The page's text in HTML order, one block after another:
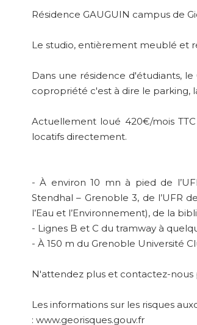
Résidence GAUGUIN campus de
Le studio, entièrement meublé et
Dans une résidence d'étudiants,
copropriété c'est à dire le parking,
Actuellement loué 420€/mois
locatifs directement.
- À environ 10 mn à pied de
Stendhal – Grenoble 3, de l’UFR
l’Eau et l’Environnement), de la
- Lignes B et C du tramway à
- À 150 m du Grenoble Université
N'attendez plus et contactez-nous
Les informations sur les risques
: www.georisques.gouv.fr